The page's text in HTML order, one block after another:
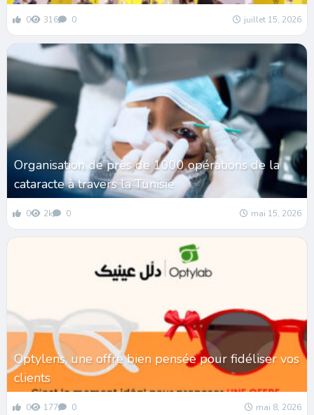
0 316 0 juillet 15, 2026
Organisation de près de 1000 opérations de la
cataracte à travers la Tunisie
0 2k 0 mai 15, 2026
Optylens, une offre bien pensée pour fidéliser vos
clients
0 177 0 mai 8, 2026